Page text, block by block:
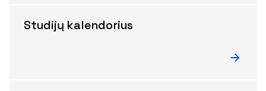
Studijų kalendorius